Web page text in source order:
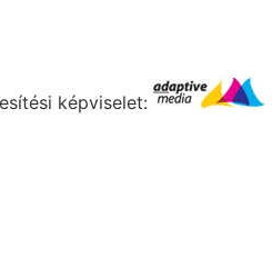
képviselet: